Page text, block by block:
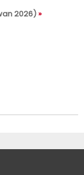
2026)